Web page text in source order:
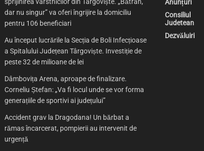
sprijinirea vârstnicilor din Târgoviște. „Bătrân,
dar nu singur” va oferi îngrijire la domiciliu
pentru 106 beneficiari
Au început lucrările la Secția de Boli Infecțioase
a Spitalului Județean Târgoviște. Investiție de
peste 32 de milioane de lei
Dâmbovița Arena, aproape de finalizare.
Corneliu Ștefan: „Va fi locul unde se vor forma
generațiile de sportivi ai județului”
Accident grav la Dragodana! Un bărbat a
rămas încarcerat, pompierii au intervenit de
urgență
Anunțuri
Consiliul
Judetean
Dezvăluiri